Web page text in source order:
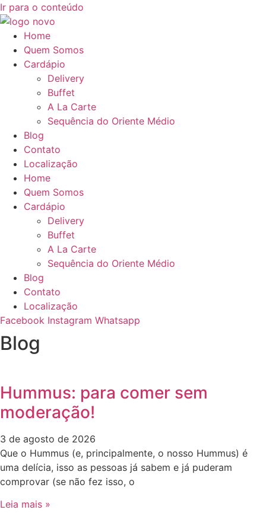
Ir para o conteúdo
Home
Quem Somos
Cardápio
Delivery
Buffet
A La Carte
Sequência do Oriente Médio
Blog
Contato
Localização
Home
Quem Somos
Cardápio
Delivery
Buffet
A La Carte
Sequência do Oriente Médio
Blog
Contato
Localização
Facebook Instagram Whatsapp
Blog
Hummus: para comer sem
moderação!
3 de agosto de 2026
Que o Hummus (e, principalmente, o nosso Hummus) é
uma delícia, isso as pessoas já sabem e já puderam
comprovar (se não fez isso, o
Leia mais »